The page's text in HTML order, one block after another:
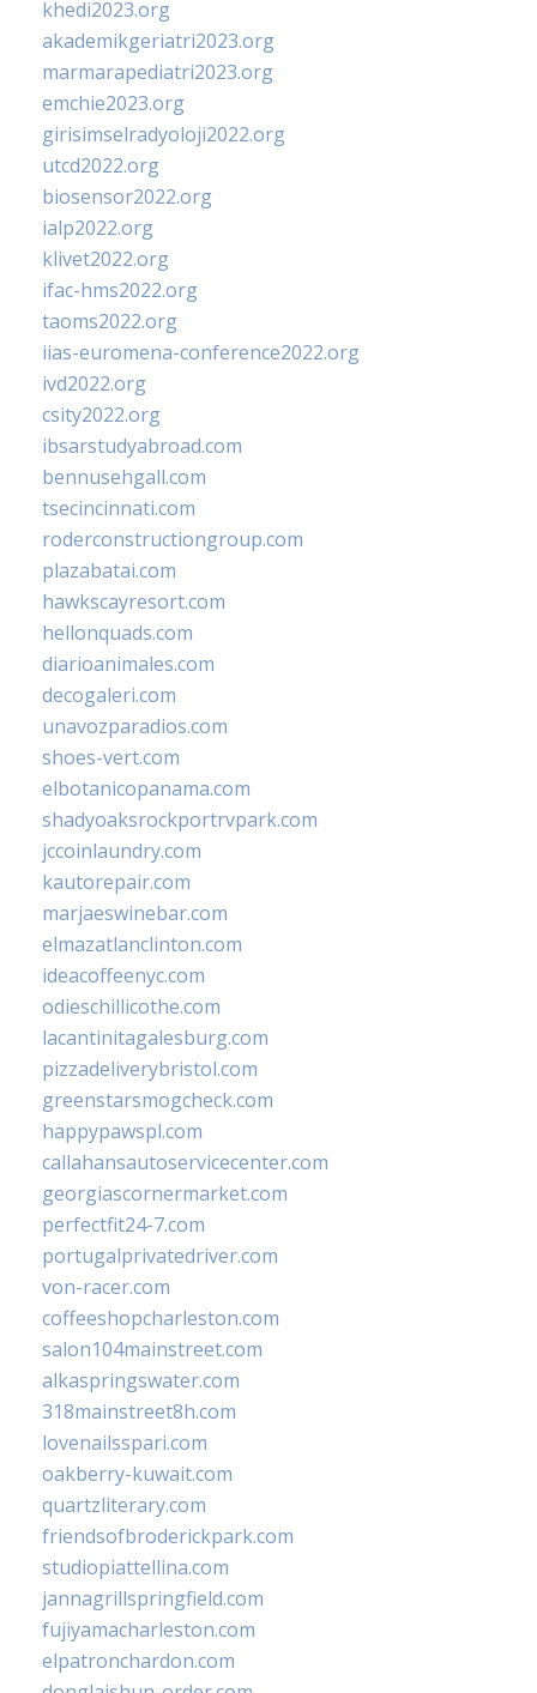
khedi2023.org
akademikgeriatri2023.org
marmarapediatri2023.org
emchie2023.org
girisimselradyoloji2022.org
utcd2022.org
biosensor2022.org
ialp2022.org
klivet2022.org
ifac-hms2022.org
taoms2022.org
iias-euromena-conference2022.org
ivd2022.org
csity2022.org
ibsarstudyabroad.com
bennusehgall.com
tsecincinnati.com
roderconstructiongroup.com
plazabatai.com
hawkscayresort.com
hellonquads.com
diarioanimales.com
decogaleri.com
unavozparadios.com
shoes-vert.com
elbotanicopanama.com
shadyoaksrockportrvpark.com
jccoinlaundry.com
kautorepair.com
marjaeswinebar.com
elmazatlanclinton.com
ideacoffeenyc.com
odieschillicothe.com
lacantinitagalesburg.com
pizzadeliverybristol.com
greenstarsmogcheck.com
happypawspl.com
callahansautoservicecenter.com
georgiascornermarket.com
perfectfit24-7.com
portugalprivatedriver.com
von-racer.com
coffeeshopcharleston.com
salon104mainstreet.com
alkaspringswater.com
318mainstreet8h.com
lovenailsspari.com
oakberry-kuwait.com
quartzliterary.com
friendsofbroderickpark.com
studiopiattellina.com
jannagrillspringfield.com
fujiyamacharleston.com
elpatronchardon.com